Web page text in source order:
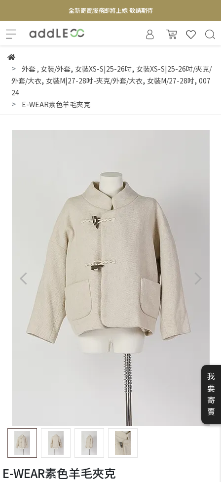
全新寄賣服務即將上線 敬請期待
【實體概念店】6+plaza 2F
外套 , 女裝/外套, 女裝XS-S|25-26吋, 女裝XS-S|25-26吋/夾克/
外套/大衣, 女裝M|27-28吋-夾克/外套/大衣, 女裝M/27-28吋, 007
24
E-WEAR素色羊毛夾克
E-WEAR素色羊毛夾克
我
要
寄
賣